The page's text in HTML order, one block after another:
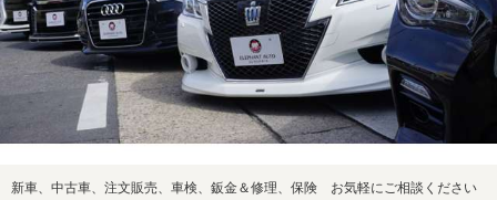
新車、中古車、注文販売、車検、鈑金＆修理、保険 お気軽にご相談ください